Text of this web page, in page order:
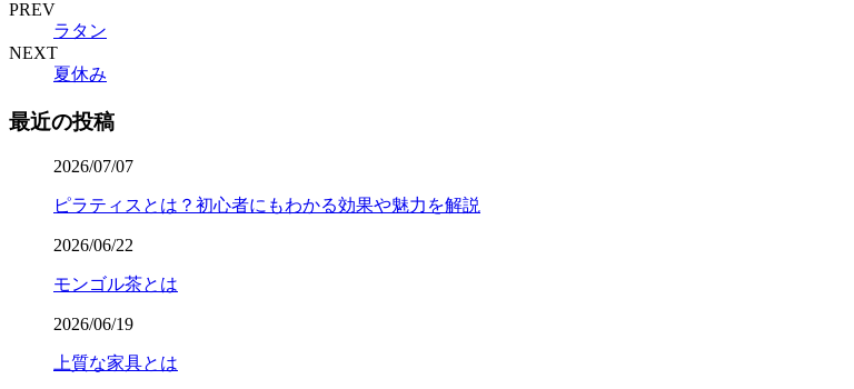
PREV
ラタン
NEXT
夏休み
最近の投稿
2026/07/07
ピラティスとは？初心者にもわかる効果や魅力を解説
2026/06/22
モンゴル茶とは
2026/06/19
上質な家具とは